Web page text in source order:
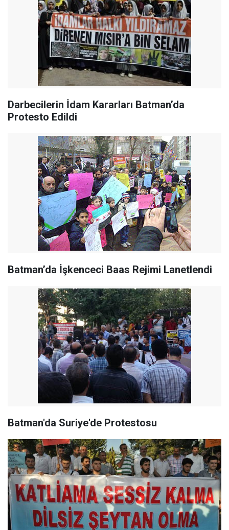
Darbecilerin İdam Kararları Batman’da
Protesto Edildi
Batman’da İşkenceci Baas Rejimi Lanetlendi
Batman'da Suriye'de Protestosu